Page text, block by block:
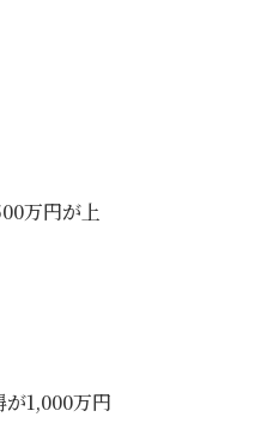
万円が上
1,000万円